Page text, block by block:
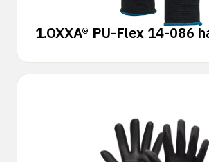
1.OXXA® PU-Flex 14-086